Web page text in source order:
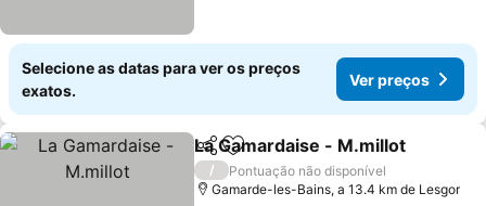
Selecione as datas para ver os preços
exatos.
Ver preços
PartilharAdicionar aos favoritos
La Gamardaise - M.millot
/
Pontuação não disponível
Gamarde-les-Bains, a 13.4 km de Lesgor